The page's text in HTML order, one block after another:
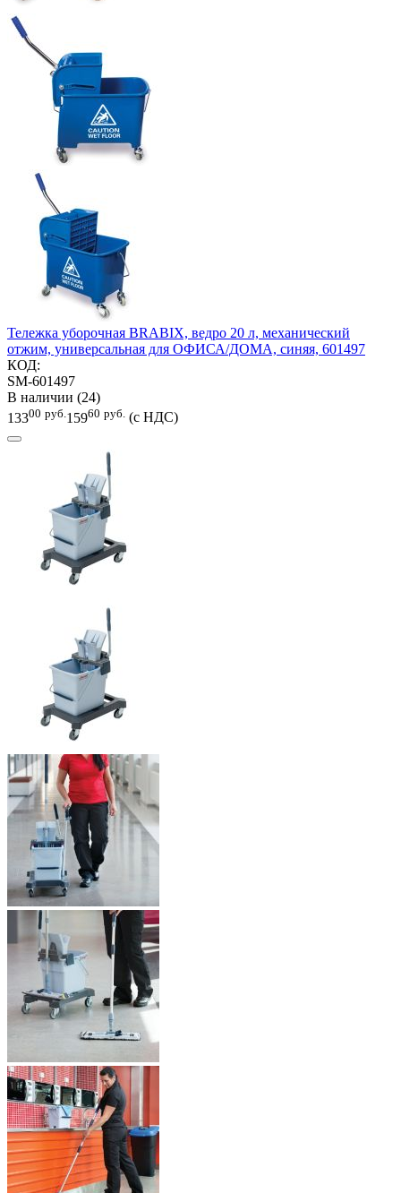
Тележка уборочная BRABIX, ведро 20 л, механический
отжим, универсальная для ОФИСА/ДОМА, синяя, 601497
КОД:
SM-601497
В наличии (24)
13300 руб. 15960 руб. (с НДС)